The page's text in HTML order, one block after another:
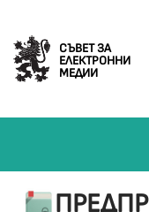
СЪВЕТ ЗА
ЕЛЕКТРОННИ
МЕДИИ